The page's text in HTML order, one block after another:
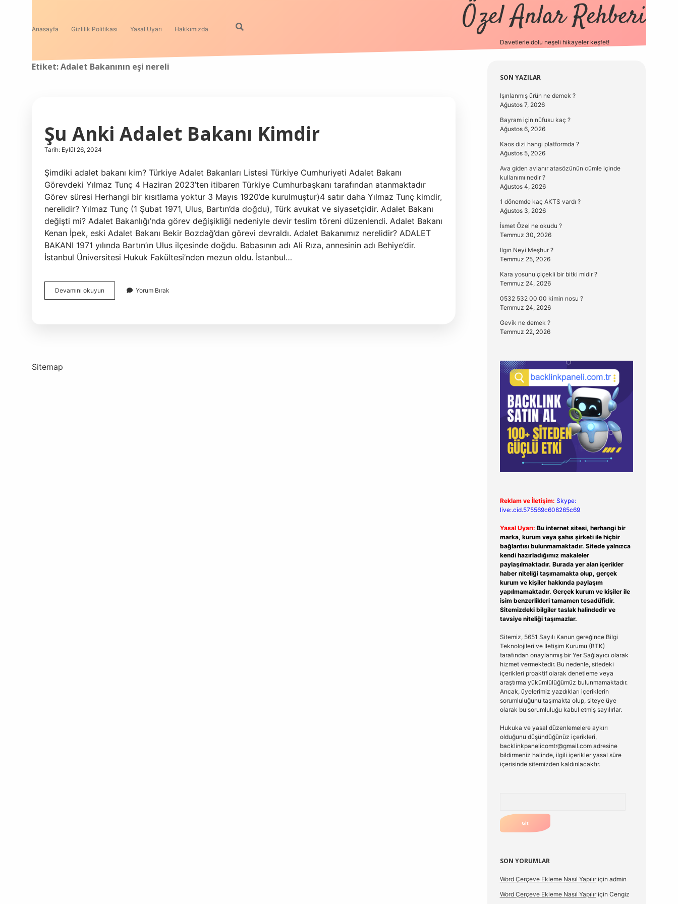
Anasayfa Gizlilik Politikası Yasal Uyarı Hakkımızda Özel Anlar Rehberi
Davetlerle dolu neşeli hikayeler keşfet!
Etiket:Adalet Bakanının eşi nereli
Şu Anki Adalet Bakanı Kimdir
Tarih: Eylül 26, 2024
Şimdiki adalet bakanı kim? Türkiye Adalet Bakanları Listesi Türkiye Cumhuriyeti Adalet Bakanı
Görevdeki Yılmaz Tunç 4 Haziran 2023’ten itibaren Türkiye Cumhurbaşkanı tarafından atanmaktadır
Görev süresi Herhangi bir kısıtlama yoktur 3 Mayıs 1920’de kurulmuştur)4 satır daha Yılmaz Tunç kimdir,
nerelidir? Yılmaz Tunç (1 Şubat 1971, Ulus, Bartın’da doğdu), Türk avukat ve siyasetçidir. Adalet Bakanı
değişti mi? Adalet Bakanlığı’nda görev değişikliği nedeniyle devir teslim töreni düzenlendi. Adalet Bakanı
Kenan İpek, eski Adalet Bakanı Bekir Bozdağ’dan görevi devraldı. Adalet Bakanımız nerelidir? ADALET
BAKANI 1971 yılında Bartın’ın Ulus ilçesinde doğdu. Babasının adı Ali Rıza, annesinin adı Behiye’dir.
İstanbul Üniversitesi Hukuk Fakültesi’nden mezun oldu. İstanbul…
Devamını okuyun
Anki
Yorum Bırak
Sitemap
Sidebar
SON YAZILAR
Işınlanmış ürün ne demek ?
Ağustos 7, 2026
Bayram için nüfusu kaç ?
Ağustos 6, 2026
Kaos dizi hangi platformda ?
Ağustos 5, 2026
Ava giden avlanır atasözünün cümle içinde
kullanımı nedir ?
Ağustos 4, 2026
1 dönemde kaç AKTS vardı ?
Ağustos 3, 2026
İsmet Özel ne okudu ?
Temmuz 30, 2026
Ilgın Neyi Meşhur ?
Temmuz 25, 2026
Kara yosunu çiçekli bir bitki midir ?
Temmuz 24, 2026
0532 532 00 00 kimin nosu ?
Temmuz 24, 2026
Gevik ne demek ?
Temmuz 22, 2026
Reklam ve İletişim: Skype:
live:.cid.575569c608265c69
Yasal Uyarı: Bu internet sitesi, herhangi bir
marka, kurum veya şahıs şirketi ile hiçbir
bağlantısı bulunmamaktadır. Sitede yalnızca
kendi hazırladığımız makaleler
paylaşılmaktadır. Burada yer alan içerikler
haber niteliği taşımamakta olup, gerçek
kurum ve kişiler hakkında paylaşım
yapılmamaktadır. Gerçek kurum ve kişiler ile
isim benzerlikleri tamamen tesadüfidir.
Sitemizdeki bilgiler taslak halindedir ve
tavsiye niteliği taşımazlar.
Sitemiz, 5651 Sayılı Kanun gereğince Bilgi
Teknolojileri ve İletişim Kurumu (BTK)
tarafından onaylanmış bir Yer Sağlayıcı olarak
hizmet vermektedir. Bu nedenle, sitedeki
içerikleri proaktif olarak denetleme veya
araştırma yükümlülüğümüz bulunmamaktadır.
Ancak, üyelerimiz yazdıkları içeriklerin
sorumluluğunu taşımakta olup, siteye üye
olarak bu sorumluluğu kabul etmiş sayılırlar.
Hukuka ve yasal düzenlemelere aykırı
olduğunu düşündüğünüz içerikleri,
backlinkpanelicomtr@gmail.comadresine
bildirmeniz halinde, ilgili içerikler yasal süre
içerisinde sitemizden kaldırılacaktır.
SON YORUMLAR
Word Çerçeve Ekleme Nasıl Yapılıriçin admin
Word Çerçeve Ekleme Nasıl Yapılıriçin Cengiz